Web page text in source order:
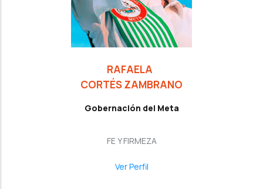
RAFAELA
CORTÉS ZAMBRANO
Gobernación del Meta
FE Y FIRMEZA
Ver Perfil